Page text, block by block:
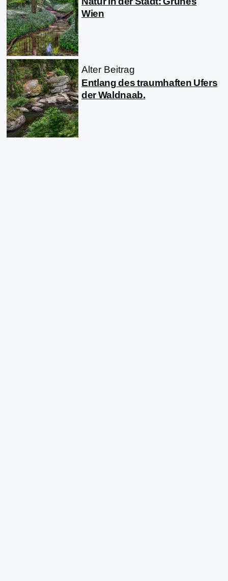
Wien
Alter Beitrag
Entlang des traumhaften Ufers
der Waldnaab.